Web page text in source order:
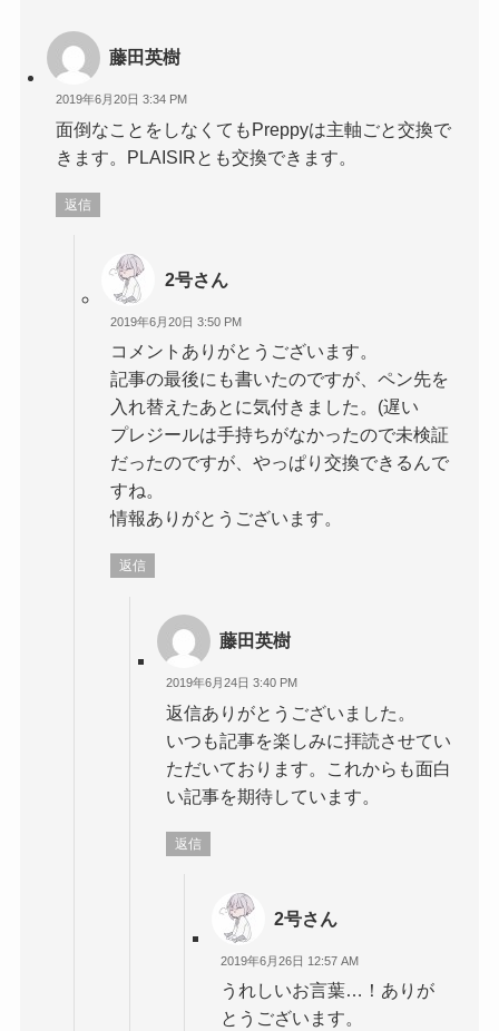
藤田英樹
2019年6月20日 3:34 PM
面倒なことをしなくてもPreppyは主軸ごと交換で
きます。PLAISIRとも交換できます。
返信
2号さん
2019年6月20日 3:50 PM
コメントありがとうございます。
記事の最後にも書いたのですが、ペン先を
入れ替えたあとに気付きました。(遅い
プレジールは手持ちがなかったので未検証
だったのですが、やっぱり交換できるんで
すね。
情報ありがとうございます。
返信
藤田英樹
2019年6月24日 3:40 PM
返信ありがとうございました。
いつも記事を楽しみに拝読させてい
ただいております。これからも面白
い記事を期待しています。
返信
2号さん
2019年6月26日 12:57 AM
うれしいお言葉…！ありが
とうございます。